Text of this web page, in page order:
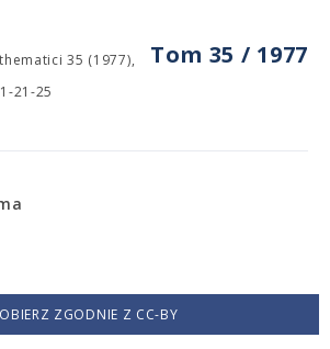
Tom 35 / 1977
35 (1977),
21-25
ZGODNIE Z CC-BY